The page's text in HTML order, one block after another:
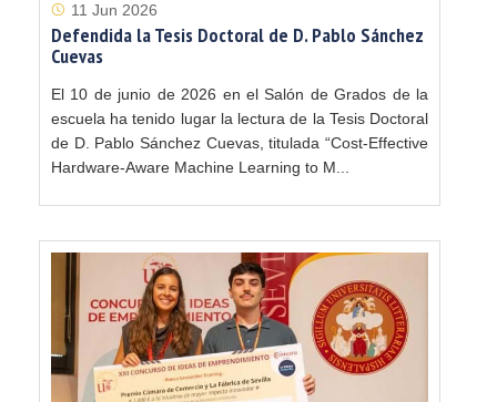
11 Jun 2026
Defendida la Tesis Doctoral de D. Pablo Sánchez
Cuevas
El 10 de junio de 2026 en el Salón de Grados de la
escuela ha tenido lugar la lectura de la Tesis Doctoral
de D. Pablo Sánchez Cuevas, titulada “Cost-Effective
Hardware-Aware Machine Learning to M...